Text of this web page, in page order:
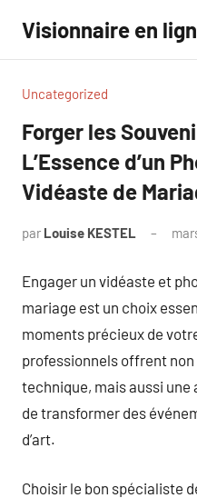
contenu
Visionnaire en
Uncategorized
Forger les
L’Essence d’un
Vidéaste de
par Louise KESTEL
Engager un vidéaste et
mariage est un choix
moments précieux de
professionnels offrent
technique, mais aussi
de transformer des
d’art.
Choisir le bon spécialiste